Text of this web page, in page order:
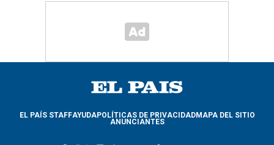
EL PAÍS STAFFAYUDAPOLÍTICAS DE PRIVACIDADMAPA DEL SITIO
ANUNCIANTES